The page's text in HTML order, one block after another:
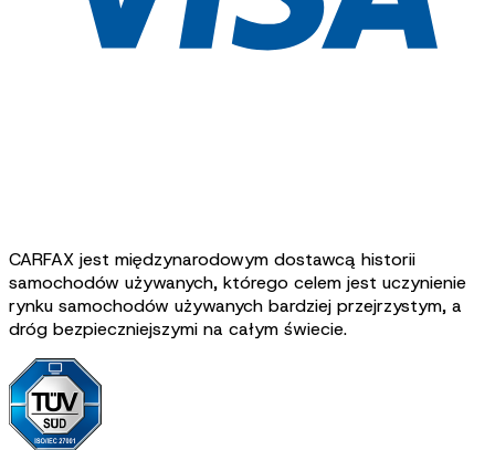
CARFAX jest międzynarodowym dostawcą historii
samochodów używanych, którego celem jest uczynienie
rynku samochodów używanych bardziej przejrzystym, a
dróg bezpieczniejszymi na całym świecie.